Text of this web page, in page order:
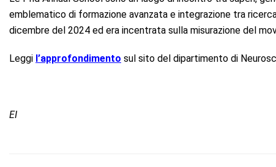
emblematico di formazione avanzata e integrazione tra
dicembre del 2024 ed era incentrata sulla misurazione del
Leggi l’approfondimento sul sito del dipartimento di
EI